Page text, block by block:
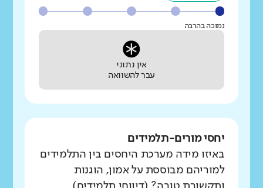
נמוכה בהרבה
אין נתוני
עבר להשוואה
יחסי מורים-תלמידים
באיזו מידה מערכת היחסים בין התלמידים
למוריהם מבוססת על אמון, הוגנות